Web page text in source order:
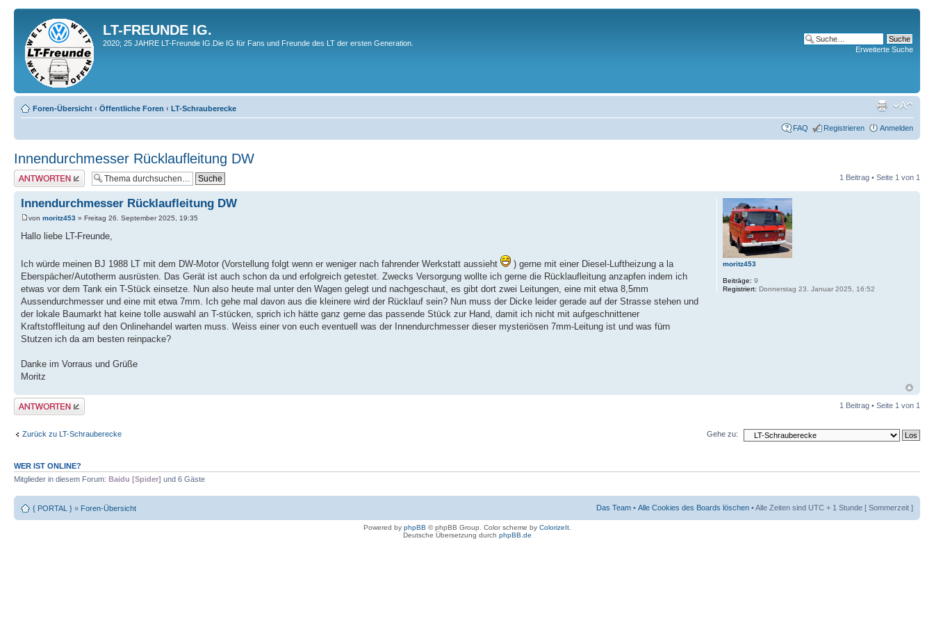
LT-FREUNDE IG.
2020; 25 JAHRE LT-Freunde IG.Die IG für Fans und Freunde des LT der ersten Generation.
Erweiterte Suche
Foren-Übersicht ‹ Öffentliche Foren ‹ LT-Schrauberecke
FAQ Registrieren Anmelden
Innendurchmesser Rücklaufleitung DW
Antwort erstellen 1 Beitrag • Seite 1 von 1
Innendurchmesser Rücklaufleitung DW
von moritz453 » Freitag 26. September 2025, 19:35
Hallo liebe LT-Freunde,
Ich würde meinen BJ 1988 LT mit dem DW-Motor (Vorstellung folgt wenn er weniger nach fahrender Werkstatt aussieht
) gerne mit einer Diesel-Luftheizung a la
Eberspächer/Autotherm ausrüsten. Das Gerät ist auch schon da und erfolgreich getestet. Zwecks Versorgung wollte ich gerne die Rücklaufleitung anzapfen indem ich
etwas vor dem Tank ein T-Stück einsetze. Nun also heute mal unter den Wagen gelegt und nachgeschaut, es gibt dort zwei Leitungen, eine mit etwa 8,5mm
Aussendurchmesser und eine mit etwa 7mm. Ich gehe mal davon aus die kleinere wird der Rücklauf sein? Nun muss der Dicke leider gerade auf der Strasse stehen und
der lokale Baumarkt hat keine tolle auswahl an T-stücken, sprich ich hätte ganz gerne das passende Stück zur Hand, damit ich nicht mit aufgeschnittener
Kraftstoffleitung auf den Onlinehandel warten muss. Weiss einer von euch eventuell was der Innendurchmesser dieser mysteriösen 7mm-Leitung ist und was fürn
Stutzen ich da am besten reinpacke?
Danke im Vorraus und Grüße
Moritz
moritz453
Beiträge: 9
Registriert: Donnerstag 23. Januar 2025, 16:52
Antwort erstellen 1 Beitrag • Seite 1 von 1
Zurück zu LT-Schrauberecke Gehe zu:
WER IST ONLINE?
Mitglieder in diesem Forum: Baidu [Spider] und 6 Gäste
{ PORTAL } » Foren-Übersicht Das Team • Alle Cookies des Boards löschen • Alle Zeiten sind UTC + 1 Stunde [ Sommerzeit ]
Powered by phpBB © phpBB Group. Color scheme by ColorizeIt.
Deutsche Übersetzung durch phpBB.de